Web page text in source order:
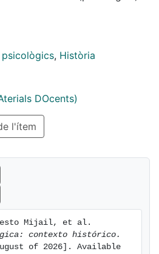
ropajes que la acompañan
psicològics, Història
DOcents)
l'ítem
contexto histórico.
of 2026]. Available